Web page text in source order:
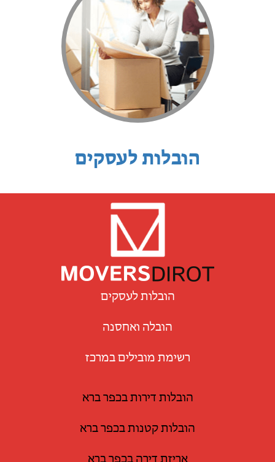
הובלות לעסקים
הובלות לעסקים
הובלה ואחסנה
רשימת מובילים במרכז
הובלות דירות בכפר ברא
הובלות קטנות בכפר ברא
אריזת דירה בכפר ברא